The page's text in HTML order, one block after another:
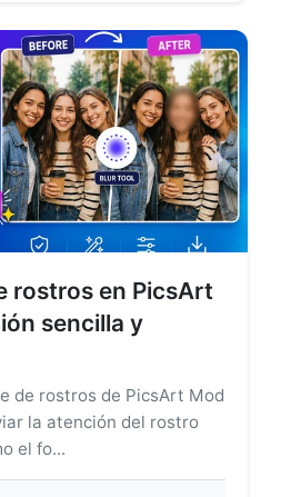
rostros en PicsArt
sencilla y
de rostros de PicsArt Mod
la atención del rostro
el fo...